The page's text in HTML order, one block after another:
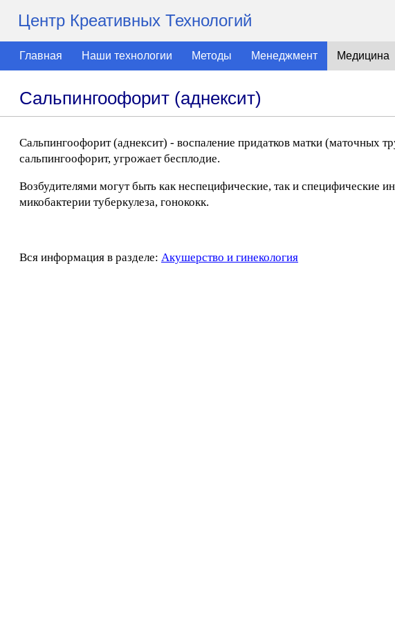
Центр Креативных Технологий
Главная Наши технологии Методы Менеджмент Медицина
Сальпингоофорит (аднексит)
Сальпингоофорит (аднексит) - воспаление придатков матки (маточных
сальпингоофорит, угрожает бесплодие.
Возбудителями могут быть как неспецифические, так и специфические
микобактерии туберкулеза, гонококк.
Вся информация в разделе: Акушерство и гинекология